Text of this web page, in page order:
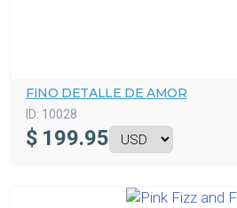
FINO DETALLE DE AMOR
ID: 10028
$ 199.95